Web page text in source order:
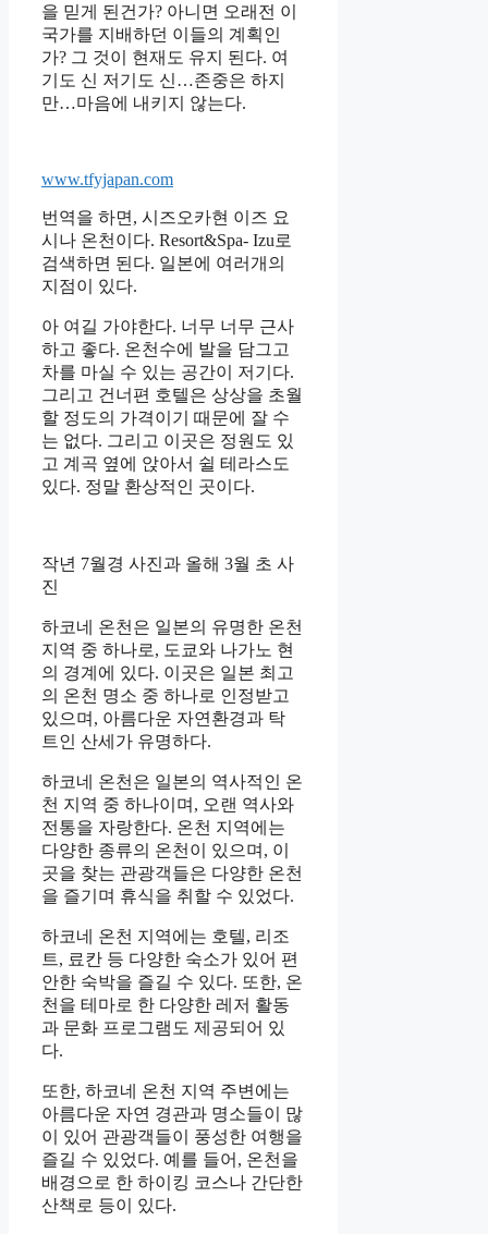
을 믿게 된건가? 아니면 오래전 이
국가를 지배하던 이들의 계획인
가? 그 것이 현재도 유지 된다. 여
기도 신 저기도 신…존중은 하지
만…마음에 내키지 않는다.
www.tfyjapan.com
번역을 하면, 시즈오카현 이즈 요
시나 온천이다. Resort&Spa- Izu로
검색하면 된다. 일본에 여러개의
지점이 있다.
아 여길 가야한다. 너무 너무 근사
하고 좋다. 온천수에 발을 담그고
차를 마실 수 있는 공간이 저기다.
그리고 건너편 호텔은 상상을 초월
할 정도의 가격이기 때문에 잘 수
는 없다. 그리고 이곳은 정원도 있
고 계곡 옆에 앉아서 쉴 테라스도
있다. 정말 환상적인 곳이다.
작년 7월경 사진과 올해 3월 초 사
진
하코네 온천은 일본의 유명한 온천
지역 중 하나로, 도쿄와 나가노 현
의 경계에 있다. 이곳은 일본 최고
의 온천 명소 중 하나로 인정받고
있으며, 아름다운 자연환경과 탁
트인 산세가 유명하다.
하코네 온천은 일본의 역사적인 온
천 지역 중 하나이며, 오랜 역사와
전통을 자랑한다. 온천 지역에는
다양한 종류의 온천이 있으며, 이
곳을 찾는 관광객들은 다양한 온천
을 즐기며 휴식을 취할 수 있었다.
하코네 온천 지역에는 호텔, 리조
트, 료칸 등 다양한 숙소가 있어 편
안한 숙박을 즐길 수 있다. 또한, 온
천을 테마로 한 다양한 레저 활동
과 문화 프로그램도 제공되어 있
다.
또한, 하코네 온천 지역 주변에는
아름다운 자연 경관과 명소들이 많
이 있어 관광객들이 풍성한 여행을
즐길 수 있었다. 예를 들어, 온천을
배경으로 한 하이킹 코스나 간단한
산책로 등이 있다.